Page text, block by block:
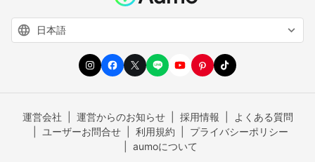
運営会社 運営からのお知らせ 採用情報
よくある質問
ユーザーお問合せ
利用規約
プライバシーポリシー
aumoについて